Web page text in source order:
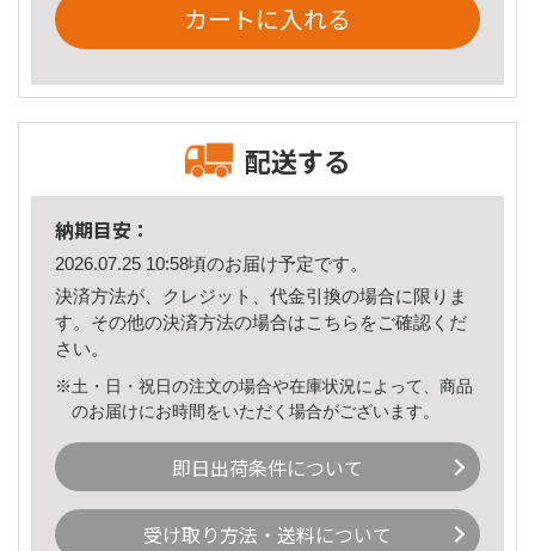
カートに入れる
配送する
納期目安：
2026.07.25 10:58頃のお届け予定です。
決済方法が、クレジット、代金引換の場合に限りま
す。その他の決済方法の場合はこちら をご確認くだ
さい。
※土・日・祝日の注文の場合や在庫状況によって、商品
のお届けにお時間をいただく場合がございます。
即日出荷条件について
受け取り方法・送料について